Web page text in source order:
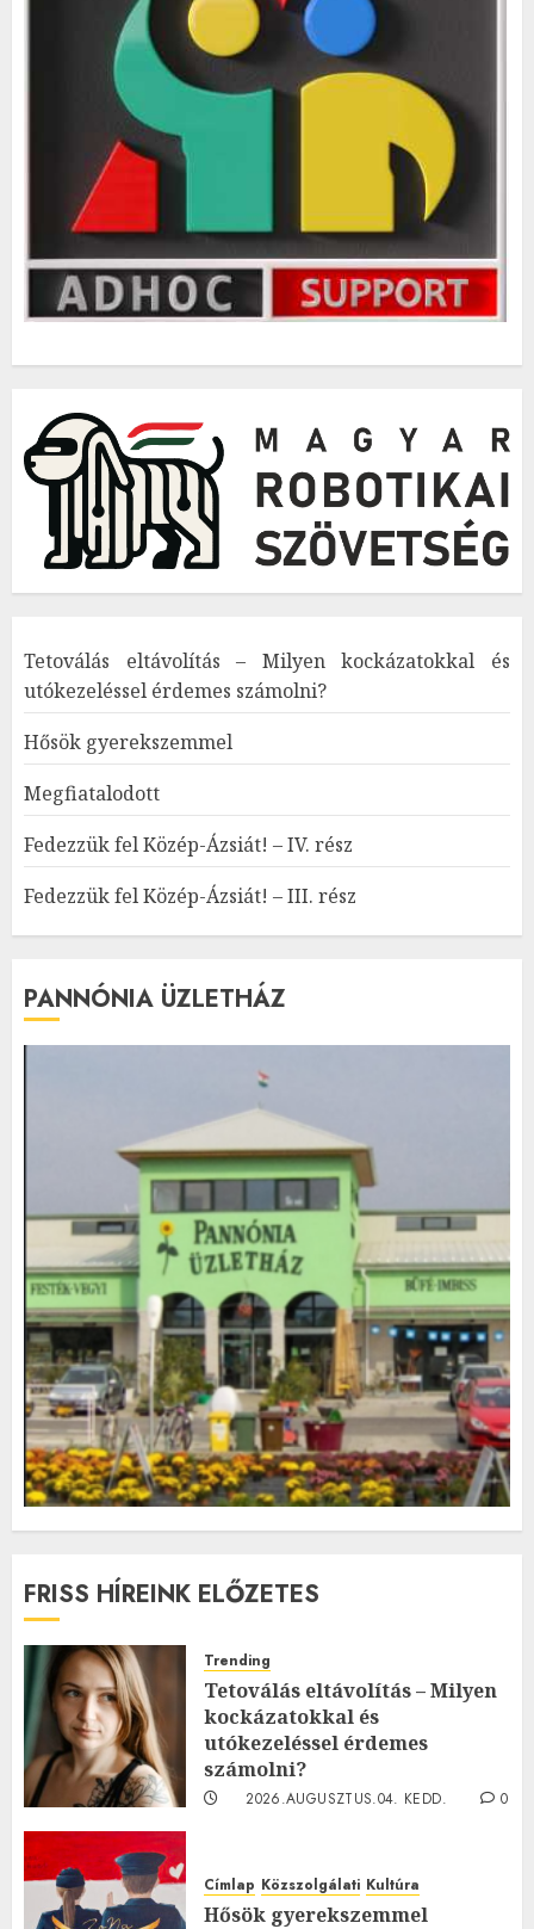
Tetoválás eltávolítás – Milyen kockázatokkal és
utókezeléssel érdemes számolni?
Hősök gyerekszemmel
Megfiatalodott
Fedezzük fel Közép-Ázsiát! – IV. rész
Fedezzük fel Közép-Ázsiát! – III. rész
PANNÓNIA ÜZLETHÁZ
FRISS HÍREINK ELŐZETES
Trending
Tetoválás eltávolítás – Milyen
kockázatokkal és
utókezeléssel érdemes
számolni?
2026.AUGUSZTUS.04. KEDD.
0
Címlap Közszolgálati Kultúra
Hősök gyerekszemmel